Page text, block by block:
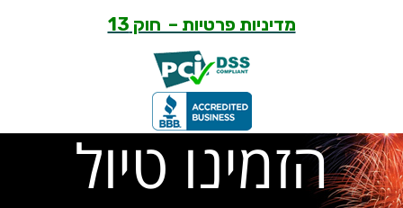
הזמינו טיול
מדיניות פרטיות – חוק 13